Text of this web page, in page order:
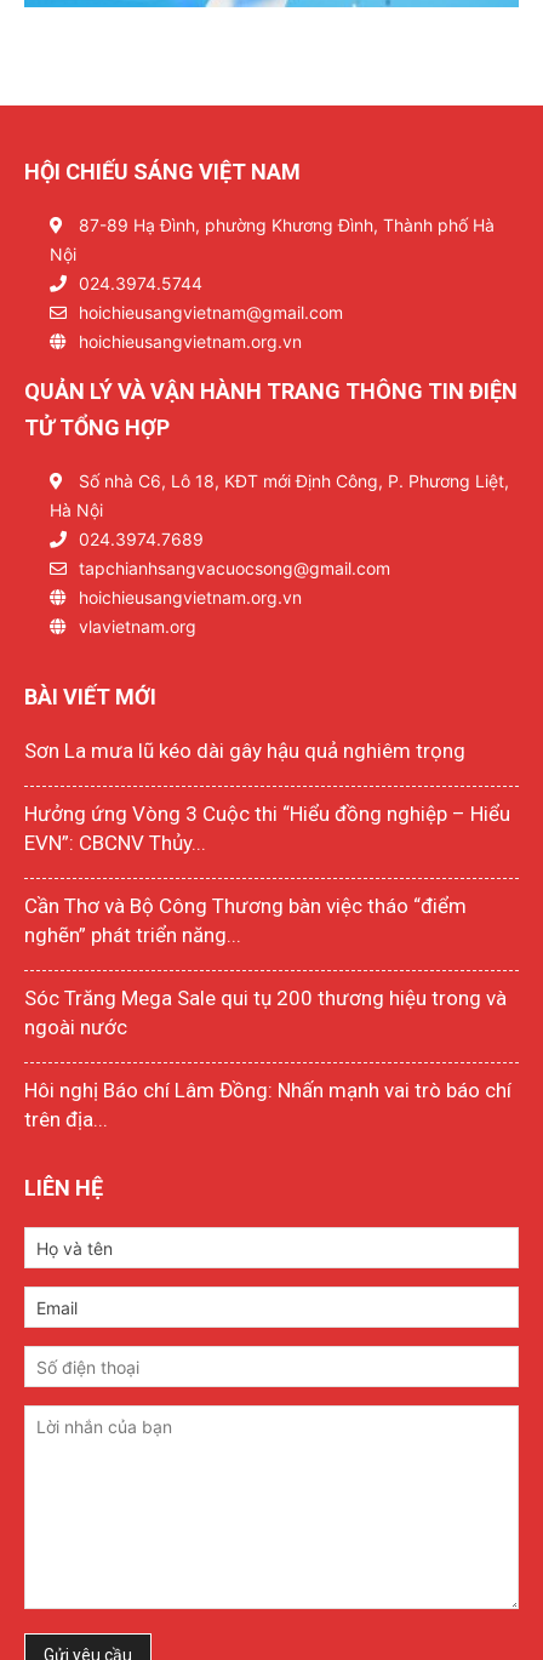
HỘI CHIẾU SÁNG VIỆT NAM
87-89 Hạ Đình, phường Khương Đình, Thành phố Hà
Nội
024.3974.5744
hoichieusangvietnam@gmail.com
hoichieusangvietnam.org.vn
QUẢN LÝ VÀ VẬN HÀNH TRANG THÔNG TIN ĐIỆN
TỬ TỔNG HỢP
Số nhà C6, Lô 18, KĐT mới Định Công, P. Phương Liệt,
Hà Nội
024.3974.7689
tapchianhsangvacuocsong@gmail.com
hoichieusangvietnam.org.vn
vlavietnam.org
BÀI VIẾT MỚI
Sơn La mưa lũ kéo dài gây hậu quả nghiêm trọng
Hưởng ứng Vòng 3 Cuộc thi “Hiểu đồng nghiệp – Hiểu
EVN”: CBCNV Thủy...
Cần Thơ và Bộ Công Thương bàn việc tháo “điểm
nghẽn” phát triển năng...
Sóc Trăng Mega Sale qui tụ 200 thương hiệu trong và
ngoài nước
Hôi nghị Báo chí Lâm Đồng: Nhấn mạnh vai trò báo chí
trên địa...
LIÊN HỆ